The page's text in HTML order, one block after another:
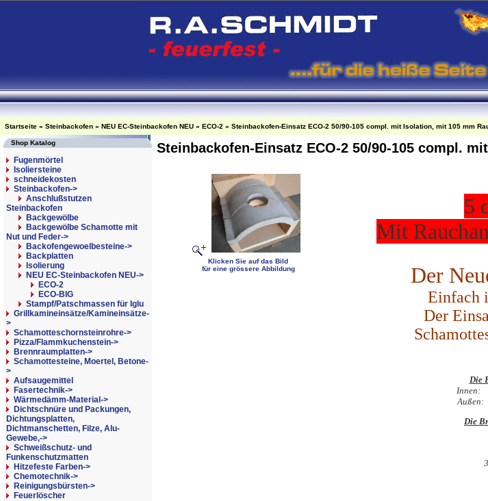
Startseite » Steinbackofen » NEU EC-Steinbackofen NEU » ECO-2 » Steinbackofen-Einsatz ECO-2 50/90-105 compl. mit Isolation, mit 105 mm
Shop Katalog
Fugenmörtel
Isoliersteine
schneidekosten
Steinbackofen->
Anschlußstutzen
Steinbackofen
Backgewölbe
Backgewölbe Schamotte mit
Nut und Feder->
Backofengewoelbesteine->
Backplatten
Isolierung
NEU EC-Steinbackofen NEU->
ECO-2
ECO-BIG
Stampf/Patschmassen für Iglu
Grillkamineinsätze/Kamineinsätze-
>
Schamotteschornsteinrohre->
Pizza/Flammkuchenstein->
Brennraumplatten->
Schamottesteine, Moertel, Betone-
>
Aufsaugemittel
Fasertechnik->
Wärmedämm-Material->
Dichtschnüre und Packungen,
Dichtungsplatten,
Dichtmanschetten, Filze, Alu-
Gewebe,->
Schweißschutz- und
Funkenschutzmatten
Hitzefeste Farben->
Chemotechnik->
Reinigungsbürsten->
Feuerlöscher
Steinbackofen-Einsatz ECO-2 50/90-105 compl.
Klicken Sie auf das Bild
für eine grössere Abbildung
5
Mit
Der
Einfach
Der
Die
Innen:
Außen:
Die